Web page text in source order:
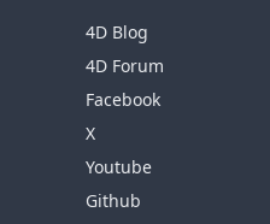
4D Blog
4D Forum
Facebook
X
Youtube
Github